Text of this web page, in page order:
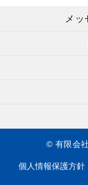
メッ
© 有限会
個人情報保護方針